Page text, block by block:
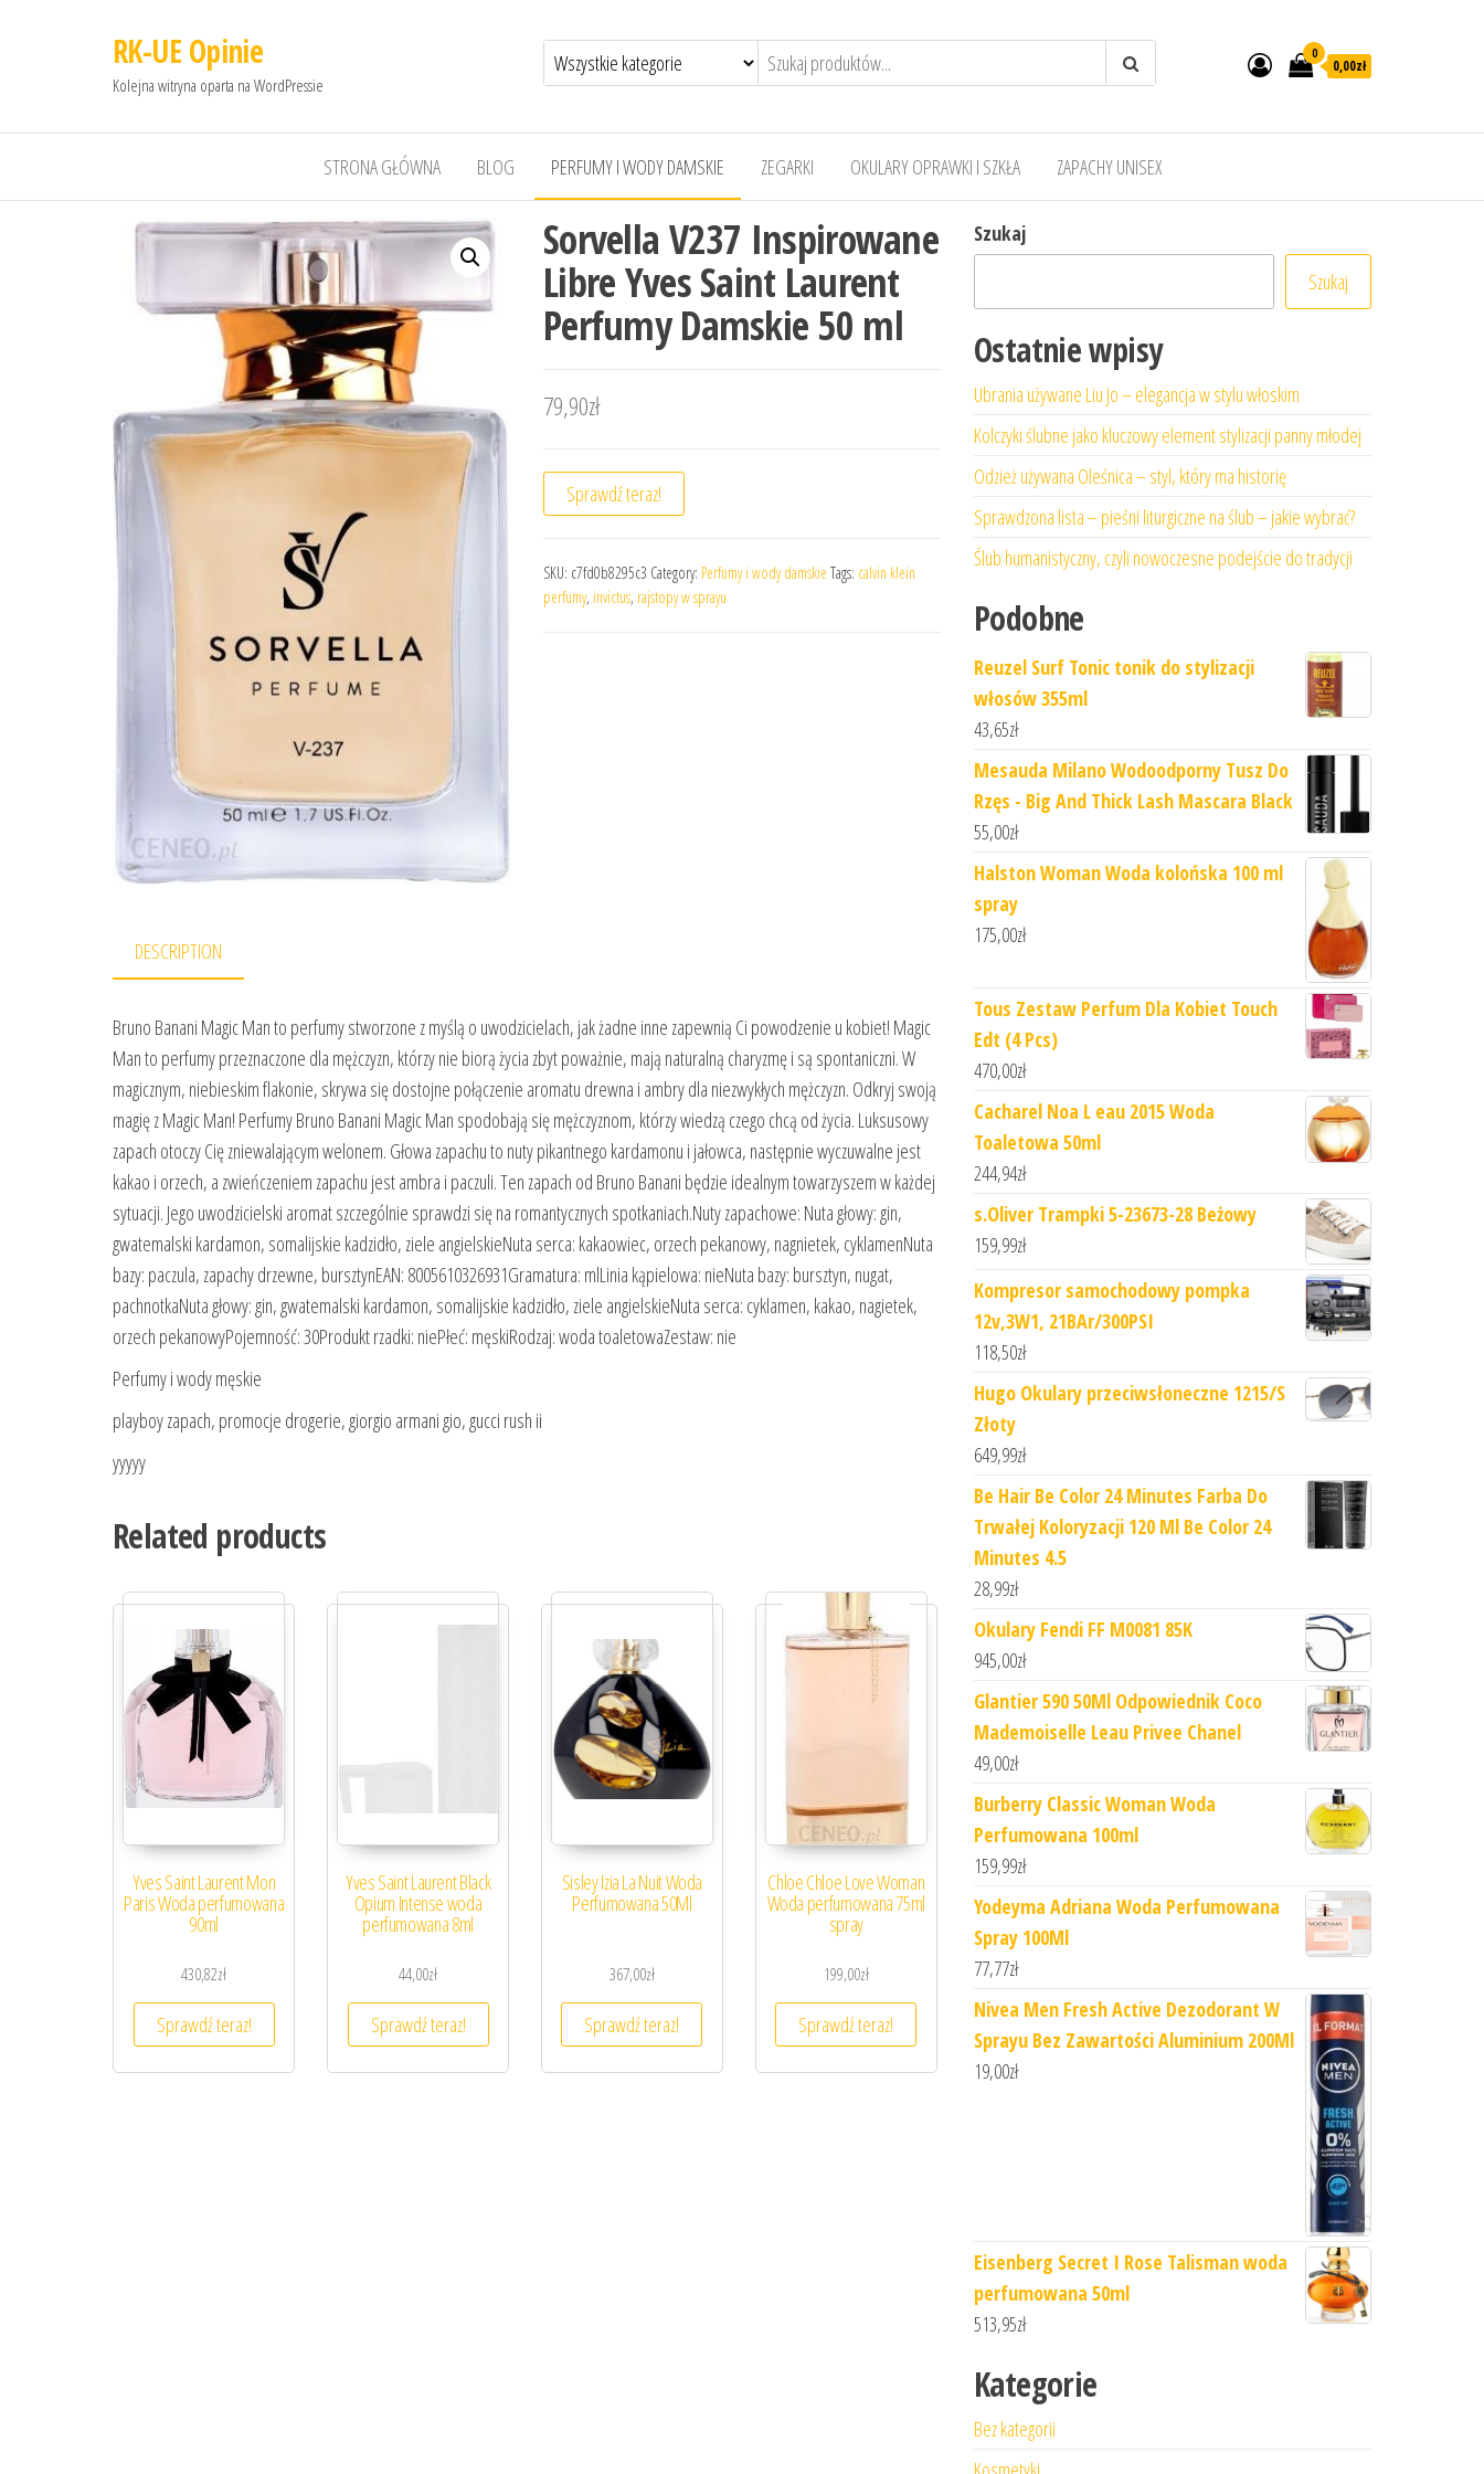
RK-UE Opinie
Kolejna witryna oparta na WordPressie
0
0,00zł
STRONA GŁÓWNA BLOG PERFUMY I WODY DAMSKIE ZEGARKI OKULARY OPRAWKI I SZKŁA ZAPACHY UNISEX
Sorvella V237 Inspirowane
Libre Yves Saint Laurent
Perfumy Damskie 50 ml
79,90zł
Sprawdź teraz!
SKU: c7fd0b8295c3 Category: Perfumy i wody damskie Tags: calvin klein
perfumy, invictus, rajstopy w sprayu
DESCRIPTION
Bruno Banani Magic Man to perfumy stworzone z myślą o uwodzicielach, jak żadne inne zapewnią Ci powodzenie u kobiet! Magic
Man to perfumy przeznaczone dla mężczyzn, którzy nie biorą życia zbyt poważnie, mają naturalną charyzmę i są spontaniczni. W
magicznym, niebieskim flakonie, skrywa się dostojne połączenie aromatu drewna i ambry dla niezwykłych mężczyzn. Odkryj swoją
magię z Magic Man! Perfumy Bruno Banani Magic Man spodobają się mężczyznom, którzy wiedzą czego chcą od życia. Luksusowy
zapach otoczy Cię zniewalającym welonem. Głowa zapachu to nuty pikantnego kardamonu i jałowca, następnie wyczuwalne jest
kakao i orzech, a zwieńczeniem zapachu jest ambra i paczuli. Ten zapach od Bruno Banani będzie idealnym towarzyszem w każdej
sytuacji. Jego uwodzicielski aromat szczególnie sprawdzi się na romantycznych spotkaniach.Nuty zapachowe: Nuta głowy: gin,
gwatemalski kardamon, somalijskie kadzidło, ziele angielskieNuta serca: kakaowiec, orzech pekanowy, nagnietek, cyklamenNuta
bazy: paczula, zapachy drzewne, bursztynEAN: 8005610326931Gramatura: mlLinia kąpielowa: nieNuta bazy: bursztyn, nugat,
pachnotkaNuta głowy: gin, gwatemalski kardamon, somalijskie kadzidło, ziele angielskieNuta serca: cyklamen, kakao, nagietek,
orzech pekanowyPojemność: 30Produkt rzadki: niePłeć: męskiRodzaj: woda toaletowaZestaw: nie
Perfumy i wody męskie
playboy zapach, promocje drogerie, giorgio armani gio, gucci rush ii
yyyyy
Related products
Yves Saint Laurent Mon
Paris Woda perfumowana
90ml
430,82zł
Sprawdź teraz!
Yves Saint Laurent Black
Opium Intense woda
perfumowana 8ml
44,00zł
Sprawdź teraz!
Sisley Izia La Nuit Woda
Perfumowana 50Ml
367,00zł
Sprawdź teraz!
Chloe Chloe Love Woman
Woda perfumowana 75ml
spray
199,00zł
Sprawdź teraz!
Szukaj
Szukaj
Ostatnie wpisy
Ubrania używane Liu Jo – elegancja w stylu włoskim
Kolczyki ślubne jako kluczowy element stylizacji panny młodej
Odzież używana Oleśnica – styl, który ma historię
Sprawdzona lista – pieśni liturgiczne na ślub – jakie wybrać?
Ślub humanistyczny, czyli nowoczesne podejście do tradycji
Podobne
Reuzel Surf Tonic tonik do stylizacji
włosów 355ml
43,65zł
Mesauda Milano Wodoodporny Tusz Do
Rzęs - Big And Thick Lash Mascara Black
55,00zł
Halston Woman Woda kolońska 100 ml
spray
175,00zł
Tous Zestaw Perfum Dla Kobiet Touch
Edt (4 Pcs)
470,00zł
Cacharel Noa L eau 2015 Woda
Toaletowa 50ml
244,94zł
s.Oliver Trampki 5-23673-28 Beżowy
159,99zł
Kompresor samochodowy pompka
12v,3W1, 21BAr/300PSI
118,50zł
Hugo Okulary przeciwsłoneczne 1215/S
Złoty
649,99zł
Be Hair Be Color 24 Minutes Farba Do
Trwałej Koloryzacji 120 Ml Be Color 24
Minutes 4.5
28,99zł
Okulary Fendi FF M0081 85K
945,00zł
Glantier 590 50Ml Odpowiednik Coco
Mademoiselle Leau Privee Chanel
49,00zł
Burberry Classic Woman Woda
Perfumowana 100ml
159,99zł
Yodeyma Adriana Woda Perfumowana
Spray 100Ml
77,77zł
Nivea Men Fresh Active Dezodorant W
Sprayu Bez Zawartości Aluminium 200Ml
19,00zł
Eisenberg Secret I Rose Talisman woda
perfumowana 50ml
513,95zł
Kategorie
Bez kategorii